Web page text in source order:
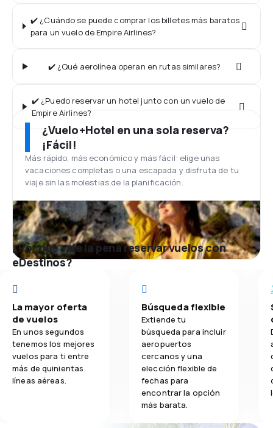
✔️ ¿Cuándo se puede comprar los billetes más baratos
para un vuelo de Empire Airlines?
✔️ ¿Qué aerolínea operan en rutas similares?
✔️ ¿Puedo reservar un hotel junto con un vuelo de
Empire Airlines?
¿Vuelo+Hotel en una sola reserva?
¡Fácil!
Más rápido, más económico y más fácil: elige unas
vacaciones completas o una escapada y disfruta de tu
viaje sin las molestias de la planificación.
¿Por qué vale la pena reservar vuelos con
eDestinos?
La mayor oferta
de vuelos
En unos segundos
tenemos los mejores
vuelos para ti entre
más de quinientas
líneas aéreas.
Búsqueda flexible
Extiende tu
búsqueda para incluir
aeropuertos
cercanos y una
elección flexible de
fechas para
encontrar la opción
más barata.